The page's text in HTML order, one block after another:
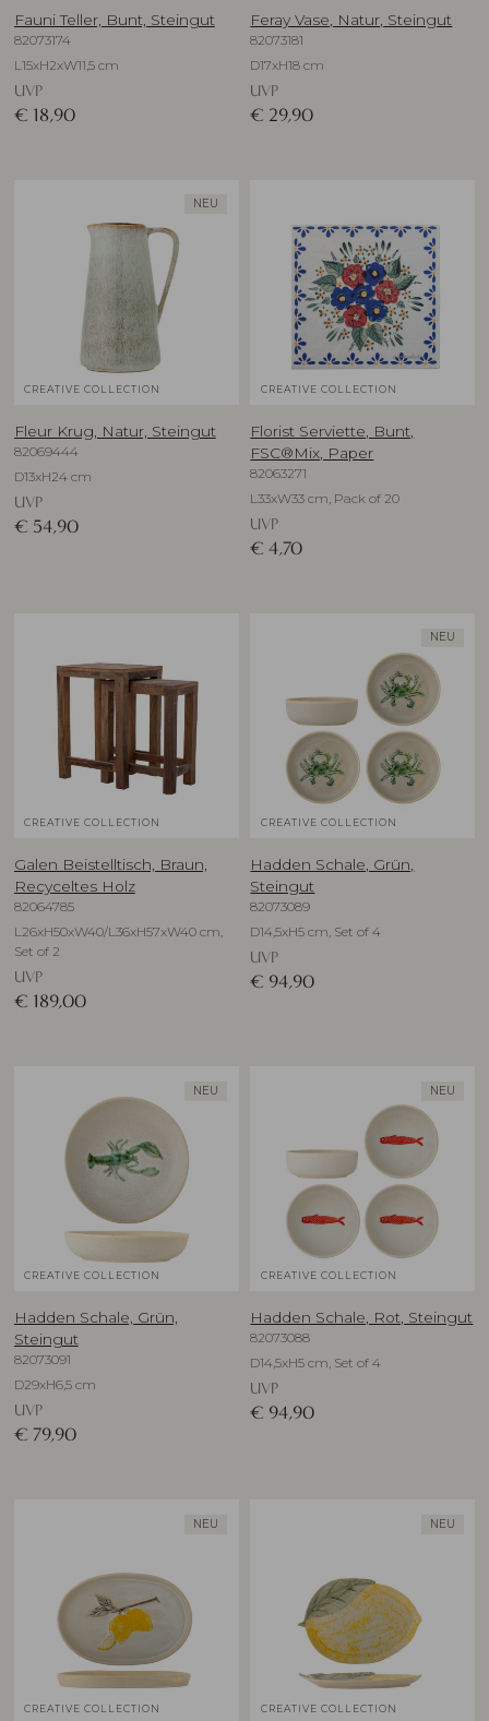
Fauni Teller, Bunt, Steingut
82073174
L15xH2xW11,5 cm
UVP
€ 18,90
Feray Vase, Natur, Steingut
82073181
D17xH18 cm
UVP
€ 29,90
NEU
CREATIVE COLLECTION
Fleur Krug, Natur, Steingut
82069444
D13xH24 cm
UVP
€ 54,90
CREATIVE COLLECTION
Florist Serviette, Bunt,
FSC®Mix, Paper
82063271
L33xW33 cm, Pack of 20
UVP
€ 4,70
CREATIVE COLLECTION
Galen Beistelltisch, Braun,
Recyceltes Holz
82064785
L26xH50xW40/L36xH57xW40 cm,
Set of 2
UVP
€ 189,00
NEU
CREATIVE COLLECTION
Hadden Schale, Grün,
Steingut
82073089
D14,5xH5 cm, Set of 4
UVP
€ 94,90
NEU
CREATIVE COLLECTION
Hadden Schale, Grün,
Steingut
82073091
D29xH6,5 cm
UVP
€ 79,90
NEU
CREATIVE COLLECTION
Hadden Schale, Rot, Steingut
82073088
D14,5xH5 cm, Set of 4
UVP
€ 94,90
NEU
CREATIVE COLLECTION
NEU
CREATIVE COLLECTION